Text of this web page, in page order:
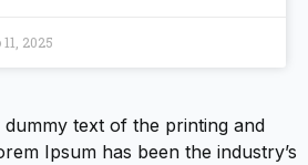
2025
text of the printing and
Ipsum has been the industry’s